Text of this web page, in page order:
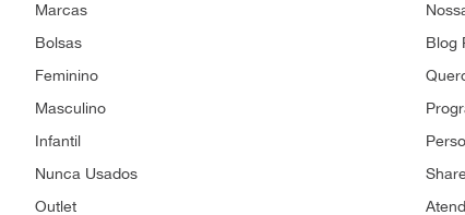
Marcas
Bolsas
Feminino
Masculino
Infantil
Nunca Usados
Outlet
Blog